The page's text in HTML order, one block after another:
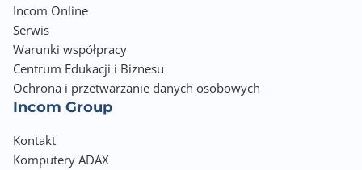
Incom Online
Serwis
Warunki współpracy
Centrum Edukacji i Biznesu
Ochrona i przetwarzanie danych osobowych
Incom Group
Kontakt
Komputery ADAX